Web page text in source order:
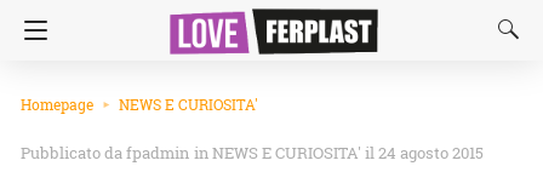
Homepage NEWS E CURIOSITA'
fpadmin inNEWS E CURIOSITA' il 24 agosto 2015